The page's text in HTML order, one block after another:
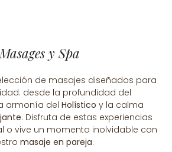
Masages y Spa
de masajes diseñados para
desde la profundidad del
armonía del Holístico y la calma
. Disfruta de estas experiencias
o vive un momento inolvidable con
masaje en pareja.